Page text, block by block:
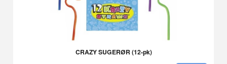
CRAZY SUGERØR (12-pk)